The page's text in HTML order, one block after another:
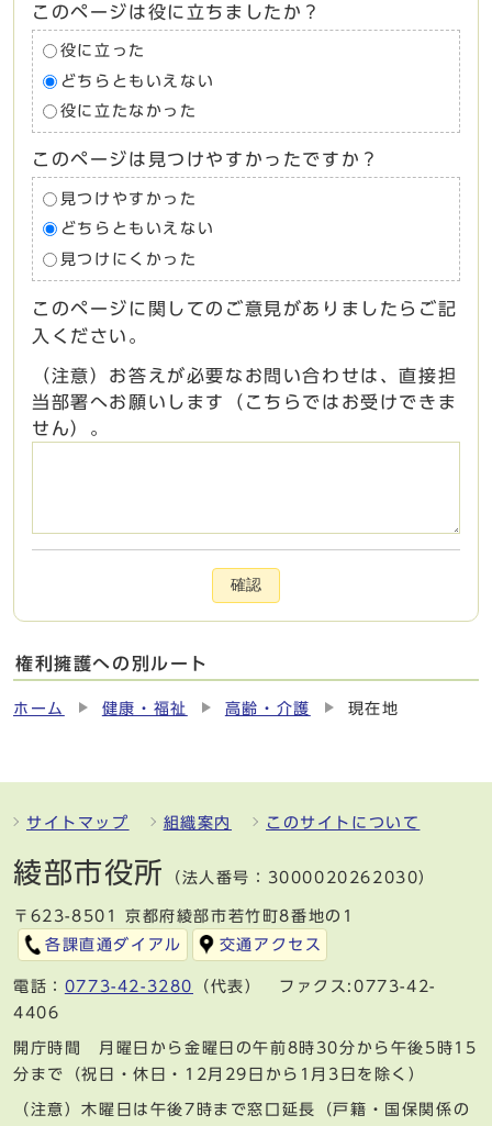
このページは役に立ちましたか？
役に立った
どちらともいえない
役に立たなかった
このページは見つけやすかったですか？
見つけやすかった
どちらともいえない
見つけにくかった
このページに関してのご意見がありましたらご記
入ください。
（注意）お答えが必要なお問い合わせは、直接担
当部署へお願いします（こちらではお受けできま
せん）。
確認
権利擁護への別ルート
ホーム 健康・福祉 高齢・介護 現在地
サイトマップ 組織案内 このサイトについて
綾部市役所 （法人番号：3000020262030）
〒623-8501 京都府綾部市若竹町8番地の1
各課直通ダイアル
交通アクセス
電話： 0773-42-3280
（代表） ファクス:0773-42-
4406
開庁時間 月曜日から金曜日の午前8時30分から午後5時15
分まで（祝日・休日・12月29日から1月3日を除く）
（注意）木曜日は午後7時まで窓口延長（戸籍・国保関係の